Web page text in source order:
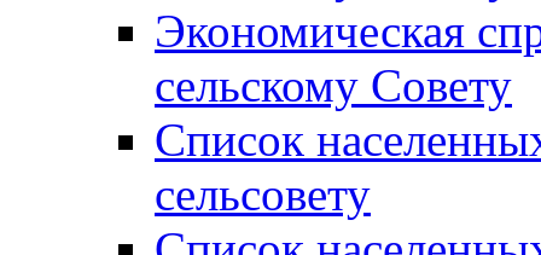
Экономическая
сельскому Совету
Список
сельсовету